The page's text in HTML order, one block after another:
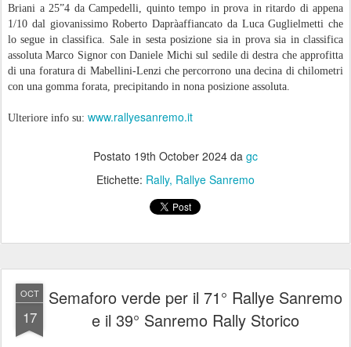
Briani a 25”4 da Campedelli, quinto tempo in prova in ritardo di appena
1/10 dal giovanissimo Roberto Dapràaffiancato da Luca Guglielmetti che
lo segue in classifica. Sale in sesta posizione sia in prova sia in classifica
assoluta Marco Signor con Daniele Michi sul sedile di destra che approfitta
di una foratura di Mabellini-Lenzi che percorrono una decina di chilometri
con una gomma forata, precipitando in nona posizione assoluta.
Ulteriore info su: www.rallyesanremo.it
Postato 19th October 2024 da gc
Etichette: Rally Rallye Sanremo
OCT
17
Semaforo verde per il 71° Rallye Sanremo
e il 39° Sanremo Rally Storico